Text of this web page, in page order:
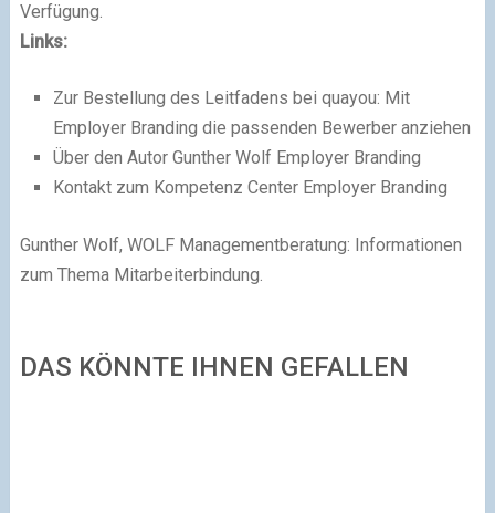
Verfügung.
Links:
Zur Bestellung des Leitfadens bei quayou: Mit
Employer Branding die passenden Bewerber anziehen
Über den Autor Gunther Wolf Employer Branding
Kontakt zum Kompetenz Center Employer Branding
Gunther Wolf, WOLF Managementberatung: Informationen
zum Thema Mitarbeiterbindung.
DAS KÖNNTE IHNEN GEFALLEN